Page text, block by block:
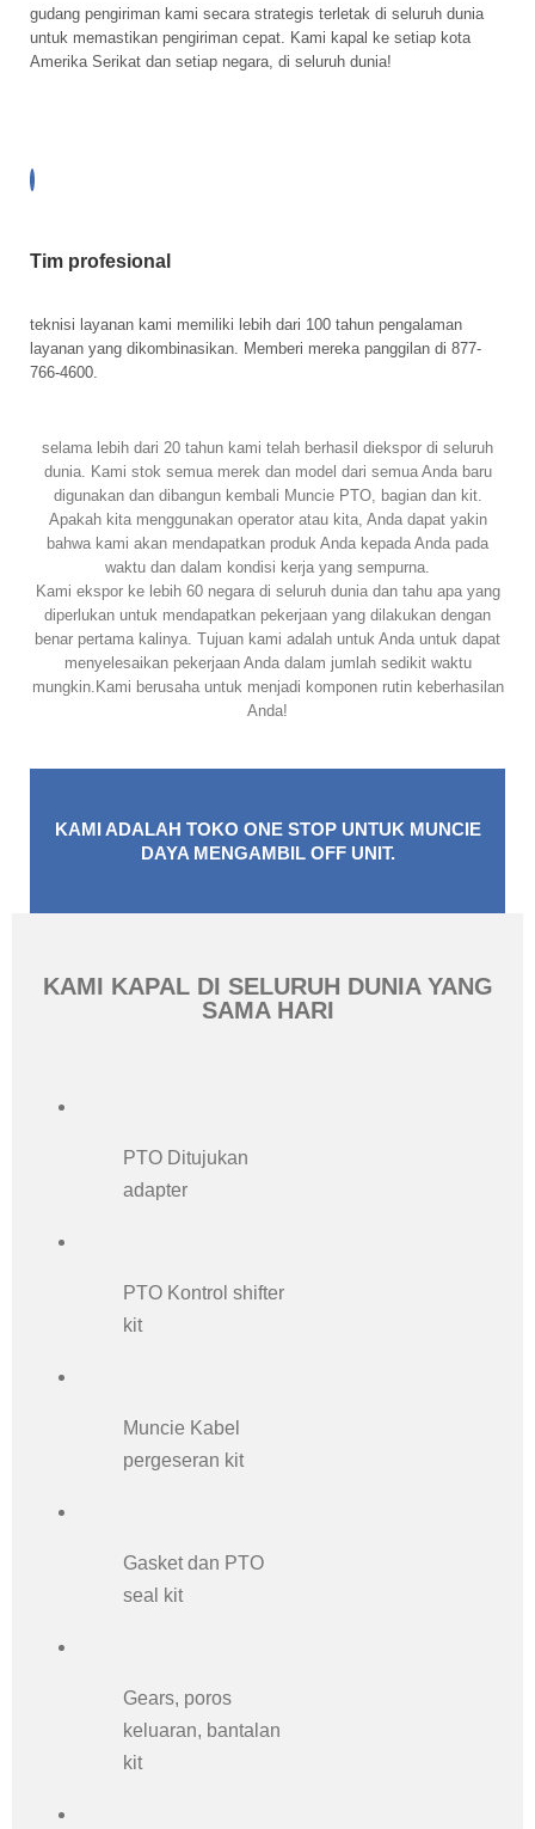
gudang pengiriman kami secara strategis terletak di seluruh dunia
untuk memastikan pengiriman cepat. Kami kapal ke setiap kota
Amerika Serikat dan setiap negara, di seluruh dunia!
Tim profesional
teknisi layanan kami memiliki lebih dari 100 tahun pengalaman
layanan yang dikombinasikan. Memberi mereka panggilan di 877-
766-4600.
selama lebih dari 20 tahun kami telah berhasil diekspor di seluruh
dunia. Kami stok semua merek dan model dari semua Anda baru
digunakan dan dibangun kembali Muncie PTO, bagian dan kit.
Apakah kita menggunakan operator atau kita, Anda dapat yakin
bahwa kami akan mendapatkan produk Anda kepada Anda pada
waktu dan dalam kondisi kerja yang sempurna.
Kami ekspor ke lebih 60 negara di seluruh dunia dan tahu apa yang
diperlukan untuk mendapatkan pekerjaan yang dilakukan dengan
benar pertama kalinya. Tujuan kami adalah untuk Anda untuk dapat
menyelesaikan pekerjaan Anda dalam jumlah sedikit waktu
mungkin.Kami berusaha untuk menjadi komponen rutin keberhasilan
Anda!
KAMI ADALAH TOKO ONE STOP UNTUK MUNCIE
DAYA MENGAMBIL OFF UNIT.
KAMI KAPAL DI SELURUH DUNIA YANG
SAMA HARI
PTO Ditujukan
adapter
PTO Kontrol shifter
kit
Muncie Kabel
pergeseran kit
Gasket dan PTO
seal kit
Gears, poros
keluaran, bantalan
kit